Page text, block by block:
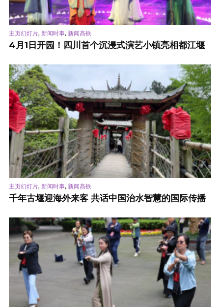
主页幻灯片, 新闻时事, 新闻高铁
4月1日开园！四川首个沉浸式演艺小镇亮相都江堰
主页幻灯片, 新闻时事, 新闻高铁
千年古堰迎海外来客 共话中国治水智慧的国际传播